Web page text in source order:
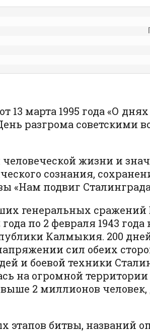
13 марта 1995 года «О
разгрома советскими
жизни и
сознания,
«Нам подвиг Сталинграда
генеральных
по 2 февраля 1943
Калмыкия. 200
сил обеих
и боевой техники
на огромной
2 миллионов
этапов битвы,